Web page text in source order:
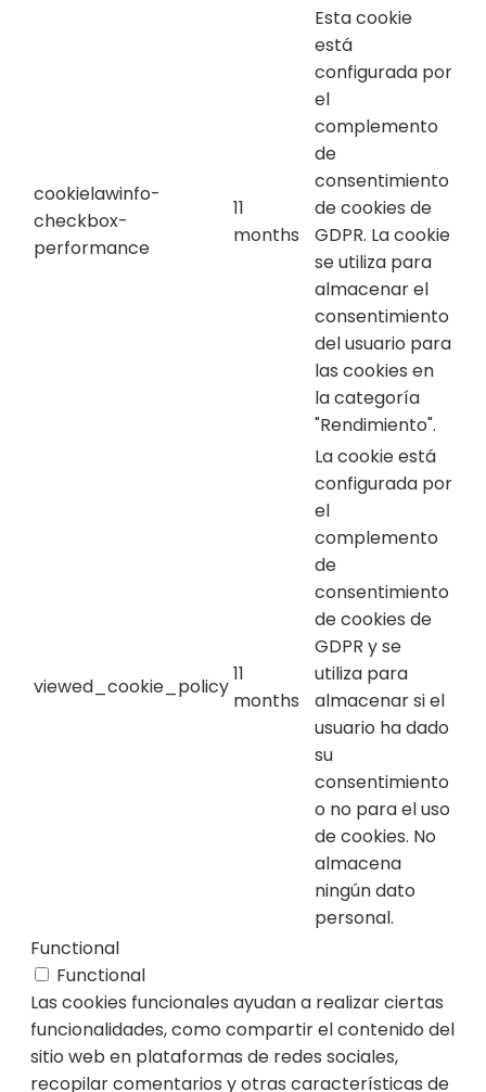
cookielawinfo-
checkbox-
performance
11
months
Esta cookie
está
configurada por
el
complemento
de
consentimiento
de cookies de
GDPR. La cookie
se utiliza para
almacenar el
consentimiento
del usuario para
las cookies en
la categoría
"Rendimiento".
viewed_cookie_policy
11
months
La cookie está
configurada por
el
complemento
de
consentimiento
de cookies de
GDPR y se
utiliza para
almacenar si el
usuario ha dado
su
consentimiento
o no para el uso
de cookies. No
almacena
ningún dato
personal.
Functional
Functional
Las cookies funcionales ayudan a realizar ciertas
funcionalidades, como compartir el contenido del
sitio web en plataformas de redes sociales,
recopilar comentarios y otras características de